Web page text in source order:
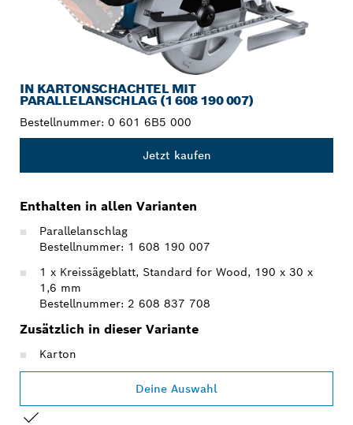
IN KARTONSCHACHTEL MIT
PARALLELANSCHLAG (1 608 190 007)
Bestellnummer: 0 601 6B5 000
Jetzt kaufen
Enthalten in allen Varianten
Parallelanschlag
Bestellnummer: 1 608 190 007
1 x Kreissägeblatt, Standard for Wood, 190 x 30 x
1,6 mm
Bestellnummer: 2 608 837 708
Zusätzlich in dieser Variante
Karton
Deine Auswahl